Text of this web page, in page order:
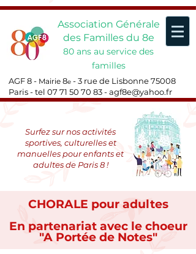
Association Générale
des Familles du 8e
80 ans au service des
familles
AGF 8 - Mairie 8e - 3 rue de Lisbonne 75008
Paris - tel 07 71 50 70 83-agf8e@yahoo.fr
Surfez sur nos activités
sportives, culturelles et
manuelles pour enfants et
adultes de Paris 8 !
CHORALE pour adultes
En partenariat avec le choeur
"A Portée de Notes"